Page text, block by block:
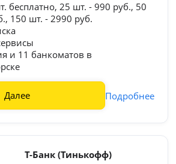
бесплатно, 25 шт. - 990 руб., 50
150 шт. - 2990 руб.
и 11 банкоматов в
Далее Подробнее
Т-Банк (Тинькофф)